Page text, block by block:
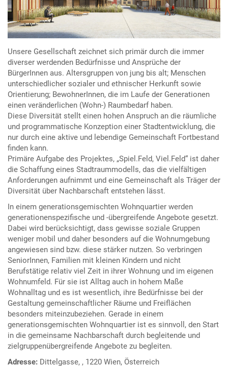
Unsere Gesellschaft zeichnet sich primär durch die immer
diverser werdenden Bedürfnisse und Ansprüche der
BürgerInnen aus. Altersgruppen von jung bis alt; Menschen
unterschiedlicher sozialer und ethnischer Herkunft sowie
Orientierung; BewohnerInnen, die im Laufe der Generationen
einen veränderlichen (Wohn-) Raumbedarf haben.
Diese Diversität stellt einen hohen Anspruch an die räumliche
und programmatische Konzeption einer Stadtentwicklung, die
nur durch eine aktive und lebendige Gemeinschaft Fortbestand
finden kann.
Primäre Aufgabe des Projektes, „Spiel.Feld, Viel.Feld“ ist daher
die Schaffung eines Stadtraummodells, das die vielfältigen
Anforderungen aufnimmt und eine Gemeinschaft als Träger der
Diversität über Nachbarschaft entstehen lässt.
In einem generationsgemischten Wohnquartier werden
generationenspezifische und -übergreifende Angebote gesetzt.
Dabei wird berücksichtigt, dass gewisse soziale Gruppen
weniger mobil und daher besonders auf die Wohnumgebung
angewiesen sind bzw. diese stärker nutzen. So verbringen
SeniorInnen, Familien mit kleinen Kindern und nicht
Berufstätige relativ viel Zeit in ihrer Wohnung und im eigenen
Wohnumfeld. Für sie ist Alltag auch in hohem Maße
Wohnalltag und es ist wesentlich, ihre Bedürfnisse bei der
Gestaltung gemeinschaftlicher Räume und Freiflächen
besonders miteinzubeziehen. Gerade in einem
generationsgemischten Wohnquartier ist es sinnvoll, den Start
in die gemeinsame Nachbarschaft durch begleitende und
zielgruppenübergreifende Angebote zu begleiten.
Adresse: Dittelgasse, , 1220 Wien, Österreich